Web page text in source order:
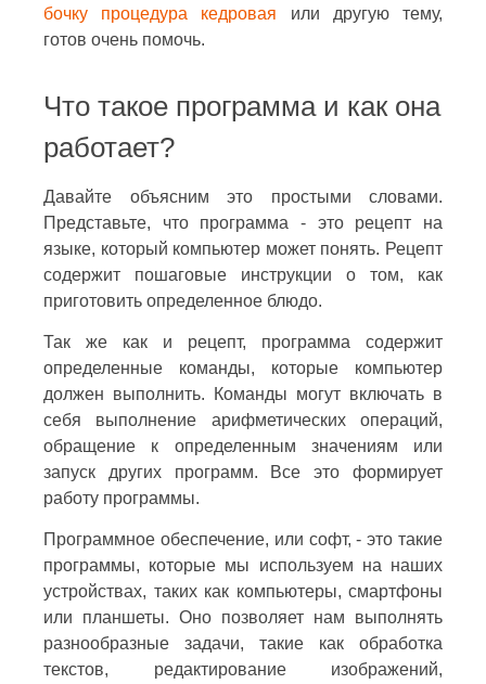
бочку процедура кедровая или другую тему,
готов очень помочь.
Что такое программа и как она
работает?
Давайте объясним это простыми словами.
Представьте, что программа - это рецепт на
языке, который компьютер может понять. Рецепт
содержит пошаговые инструкции о том, как
приготовить определенное блюдо.
Так же как и рецепт, программа содержит
определенные команды, которые компьютер
должен выполнить. Команды могут включать в
себя выполнение арифметических операций,
обращение к определенным значениям или
запуск других программ. Все это формирует
работу программы.
Программное обеспечение, или софт, - это такие
программы, которые мы используем на наших
устройствах, таких как компьютеры, смартфоны
или планшеты. Оно позволяет нам выполнять
разнообразные задачи, такие как обработка
текстов, редактирование изображений,